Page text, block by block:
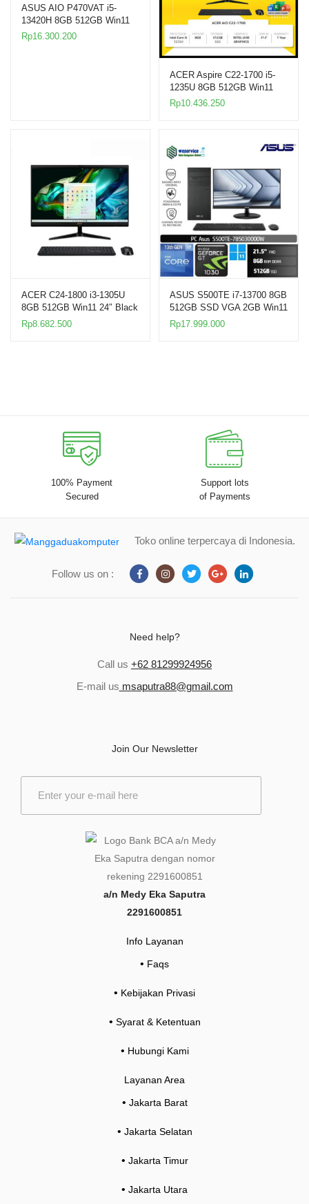
ASUS AIO P470VAT i5-
13420H 8GB 512GB Win11
27″ Touch
Rp16.300.200
ACER Aspire C22-1700 i5-
1235U 8GB 512GB Win11
21.5″ Black
Rp10.436.250
ACER C24-1800 i3-1305U
8GB 512GB Win11 24″ Black
AIO PC
Rp8.682.500
ASUS S500TE i7-13700 8GB
512GB SSD VGA 2GB Win11
21.5″
Rp17.999.000
100% Payment
Secured
Support lots
of Payments
Toko online terpercaya di Indonesia.
Follow us on :
Need help?
Call us +62 81299924956
E-mail us msaputra88@gmail.com
Join Our Newsletter
a/n Medy Eka Saputra
2291600851
Info Layanan
• Faqs
• Kebijakan Privasi
• Syarat & Ketentuan
• Hubungi Kami
Layanan Area
• Jakarta Barat
• Jakarta Selatan
• Jakarta Timur
• Jakarta Utara